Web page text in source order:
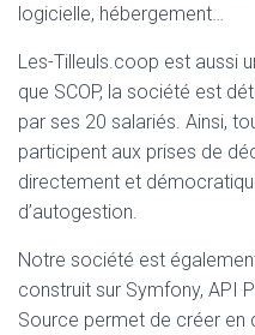
logicielle, hébergement…
Les-Tilleuls.coop est aussi
que SCOP, la société est
par ses 20 salariés. Ainsi,
participent aux prises de
directement et
d’autogestion.
Notre société est
construit sur Symfony, API
Source permet de créer en